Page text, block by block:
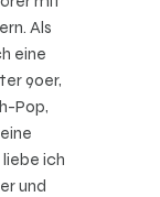
Als
eine
90er,
Pop,
ich
und